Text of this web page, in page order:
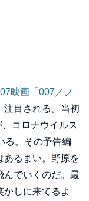
映画「007／ノ
注目される。当初
コロナウイルス
る。その予告編
あるまい。野原を
んでいくのだ。最
しに来てるよ